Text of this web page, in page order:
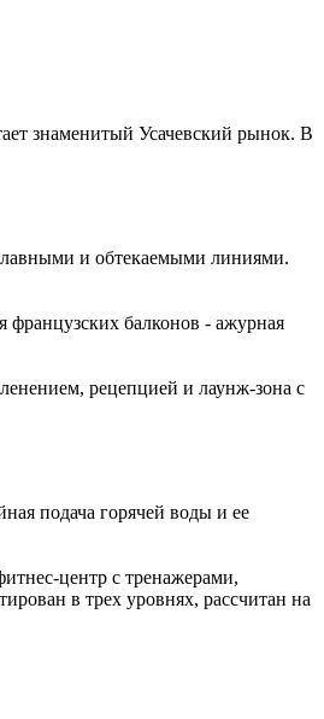
знаменитый Усачевский рынок. В
и обтекаемыми линиями.
балконов - ажурная
рецепцией и лаунж-зона с
подача горячей воды и ее
центр с тренажерами,
в трех уровнях, рассчитан на